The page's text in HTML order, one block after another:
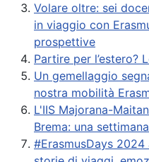
Volare oltre: sei
in viaggio con
prospettive
Partire per l’estero?
Un gemellaggio
nostra mobilità
L'IIS Majorana-
Brema: una
#ErasmusDays